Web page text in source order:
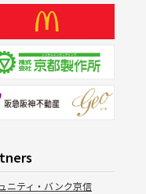
ニティ・バンク京信